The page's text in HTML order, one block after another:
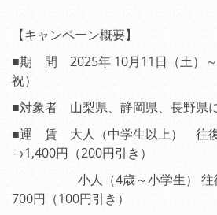
【キャンペーン概要】
■期 間 2025年 10月11日（土）
祝）
■対象者 山梨県、静岡県、長野県
■運 賃 大人（中学生以上） 往
→1,400円（200円引き）
小人（4歳～小学生） 往
700円（100円引き）